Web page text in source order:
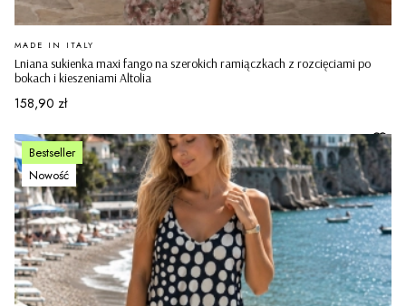
Lniana sukienka maxi fango na szerokich ramiączkach z rozcięciami po
bokach i kieszeniami Altolia
PRODUCENT
MADE IN ITALY
Cena
158,90 zł
Bestseller
Nowość